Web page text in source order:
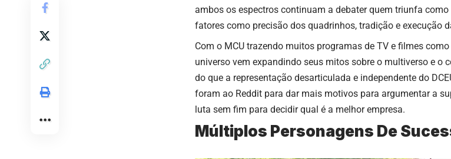
ambos os espectros continuam a debater quem triunfa como
fatores como precisão dos quadrinhos, tradição e execução
Com o MCU trazendo muitos programas de TV e filmes
universo vem expandindo seus mitos sobre o multiverso e o
do que a representação desarticulada e independente do
foram ao Reddit para dar mais motivos para argumentar a
luta sem fim para decidir qual é a melhor empresa.
Múltiplos Personagens De